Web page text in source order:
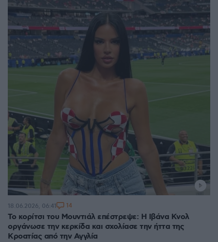
Το κορίτσι του Μουντιάλ επέστρεψε: Η Ιβάνα Κνολ
οργάνωσε την κερκίδα και σχολίασε την ήττα της
Κροατίας από την Αγγλία
18.06.2026, 06:41 14